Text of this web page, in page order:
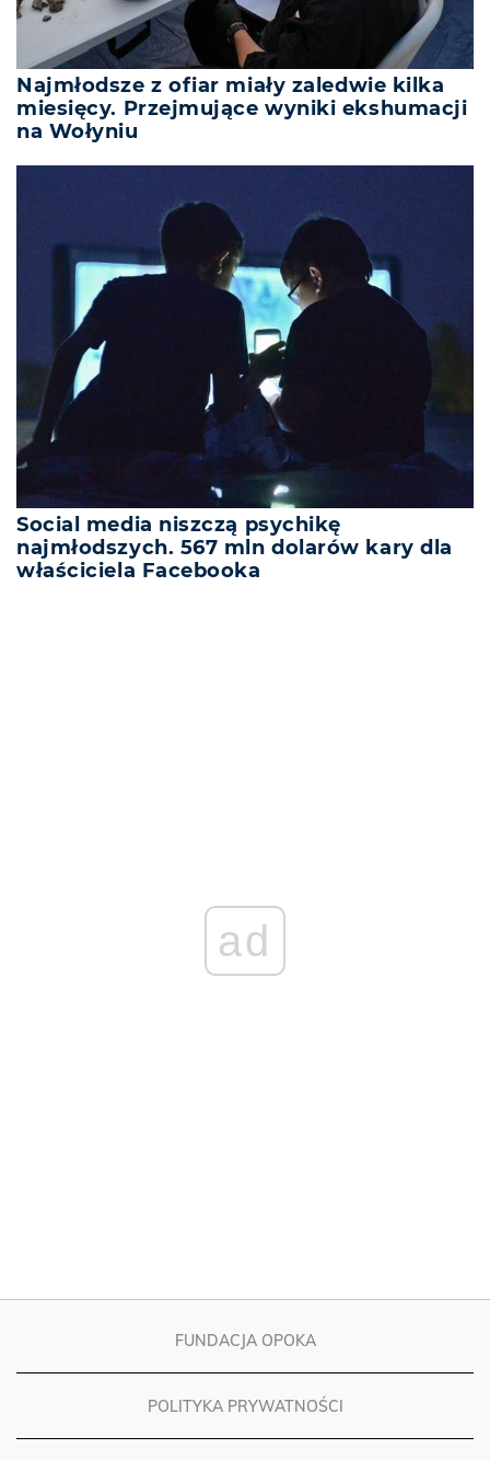
Najmłodsze z ofiar miały zaledwie kilka
miesięcy. Przejmujące wyniki ekshumacji
na Wołyniu
Social media niszczą psychikę
najmłodszych. 567 mln dolarów kary dla
właściciela Facebooka
FUNDACJA OPOKA
POLITYKA PRYWATNOŚCI